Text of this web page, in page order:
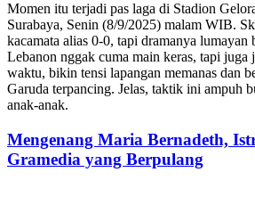
Momen itu terjadi pas laga di Stadion
Surabaya, Senin (8/9/2025) malam WIB.
kacamata alias 0-0, tapi dramanya
Lebanon nggak cuma main keras, tapi juga
waktu, bikin tensi lapangan memanas dan
Garuda terpancing. Jelas, taktik ini ampuh
anak-anak.
Mengenang Maria Bernadeth,
Gramedia yang Berpulang